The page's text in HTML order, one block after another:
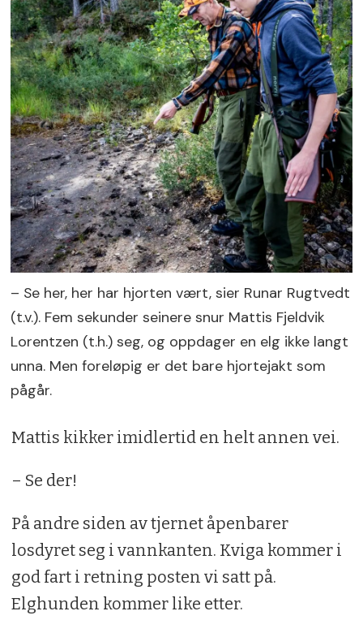
– Se her, her har hjorten vært, sier Runar Rugtvedt
(t.v.). Fem sekunder seinere snur Mattis Fjeldvik
Lorentzen (t.h.) seg, og oppdager en elg ikke langt
unna. Men foreløpig er det bare hjortejakt som
pågår.
Mattis kikker imidlertid en helt annen vei.
– Se der!
På andre siden av tjernet åpenbarer
losdyret seg i vannkanten. Kviga kommer i
god fart i retning posten vi satt på.
Elghunden kommer like etter.